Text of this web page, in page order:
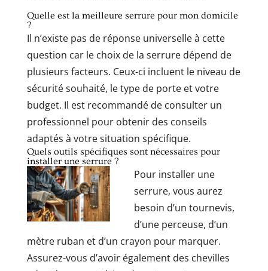
Quelle est la meilleure serrure pour mon domicile
?
Il n’existe pas de réponse universelle à cette
question car le choix de la serrure dépend de
plusieurs facteurs. Ceux-ci incluent le niveau de
sécurité souhaité, le type de porte et votre
budget. Il est recommandé de consulter un
professionnel pour obtenir des conseils
adaptés à votre situation spécifique.
Quels outils spécifiques sont nécessaires pour
installer une serrure ?
Pour installer une
serrure, vous aurez
besoin d’un tournevis,
d’une perceuse, d’un
mètre ruban et d’un crayon pour marquer.
Assurez-vous d’avoir également des chevilles